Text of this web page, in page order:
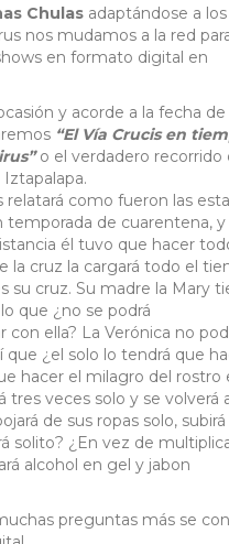
Chulas adaptándose a
nos mudamos a la red
en formato digital en
y acorde a la fecha
“El Vía Crucis en
o el verdadero recorrido
relatará como fueron las
temporada de cuarentena,
él tuvo que hacer
la cruz la cargará todo el
su cruz. Su madre la Mary
que ¿no se podrá
con ella? La Verónica no
que ¿el solo lo tendrá que
hacer el milagro del rostro
tres veces solo y se volverá
de sus ropas solo,
solito? ¿En vez de
alcohol en gel y jabon
preguntas más se